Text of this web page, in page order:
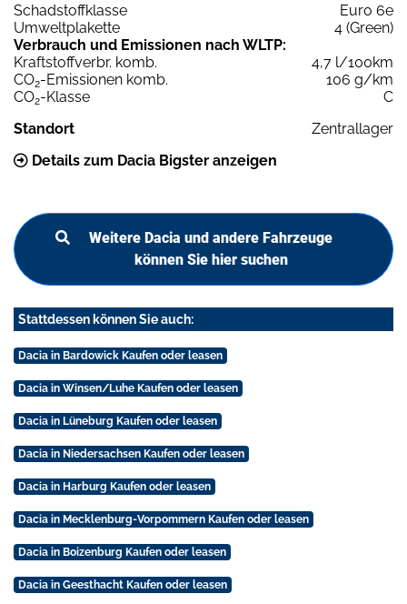
Schadstoffklasse
Euro 6e
Umweltplakette
4 (Green)
Verbrauch und Emissionen nach WLTP:
Kraftstoffverbr. komb.
4,7 l/100km
CO2-Emissionen komb.
106 g/km
CO2-Klasse
C
Standort
Zentrallager
Details zum Dacia Bigster anzeigen
Weitere Dacia und andere Fahrzeuge
können Sie hier suchen
Stattdessen können Sie auch:
Dacia in Bardowick Kaufen oder leasen
Dacia in Winsen/Luhe Kaufen oder leasen
Dacia in Lüneburg Kaufen oder leasen
Dacia in Niedersachsen Kaufen oder leasen
Dacia in Harburg Kaufen oder leasen
Dacia in Mecklenburg-Vorpommern Kaufen oder leasen
Dacia in Boizenburg Kaufen oder leasen
Dacia in Geesthacht Kaufen oder leasen